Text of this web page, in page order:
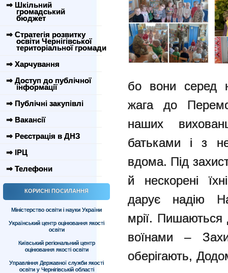
⇒ Шкільний
громадський
бюджет
⇒ Стратегія розвитку
освіти Чернігівської
територіальної громади
⇒ Харчування
⇒ Доступ до публічної
інформації
⇒ Публічні закупівлі
⇒ Вакансії
⇒ Реєстрація в ДНЗ
⇒ ІРЦ
⇒ Телефони
КОРИСНІ ПОСИЛАННЯ
Міністерство освіти і науки України
Український центр оцінювання якості
освіти
Київський регіональний центр
оцінювання якості освіти
Управління Державної служби якості
освіти у Чернігівській області
бо вони серед
жага до
наших
батьками і з
вдома. Під
й нескорені
дарує надію
мрії. Пишаються
воїнами –
оберігають,